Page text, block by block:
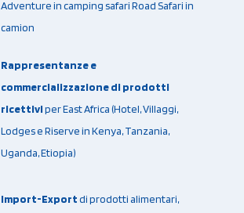
Adventure in camping safari Road Safari in
camion
Rappresentanze e
commercializzazione di prodotti
ricettiviper East Africa (Hotel, Villaggi,
Lodges e Riserve in Kenya, Tanzania,
Uganda, Etiopia)
Import-Exportdi prodotti alimentari,